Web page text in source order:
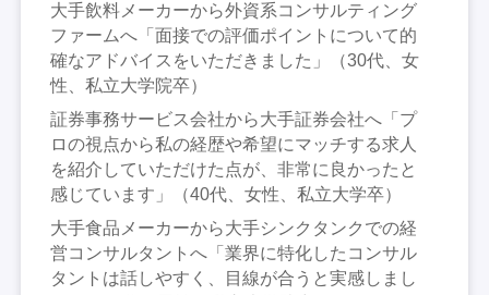
大手飲料メーカーから外資系コンサルティング
ファームへ「面接での評価ポイントについて的
確なアドバイスをいただきました」（30代、女
性、私立大学院卒）
証券事務サービス会社から大手証券会社へ「プ
ロの視点から私の経歴や希望にマッチする求人
を紹介していただけた点が、非常に良かったと
感じています」（40代、女性、私立大学卒）
大手食品メーカーから大手シンクタンクでの経
営コンサルタントへ「業界に特化したコンサル
タントは話しやすく、目線が合うと実感しまし